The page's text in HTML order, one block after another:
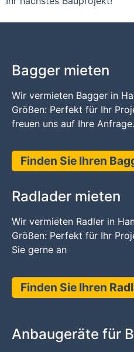
Bagger mieten
Wir vermieten Bagger in
Größen: Perfekt für Ihr
freuen uns auf Ihre Anfrage.
Finden Sie Ihren
Radlader mieten
Wir vermieten Radler in
Größen: Perfekt für Ihr
Sie gerne an
Finden Sie Ihren
Anbaugeräte für